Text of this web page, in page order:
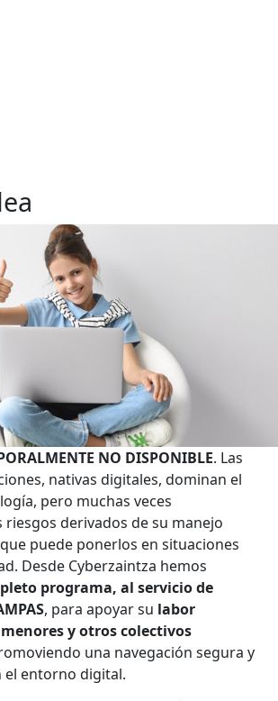
NO DISPONIBLE. Las
nativas digitales, dominan el
pero muchas veces
riesgos derivados de su manejo
puede ponerlos en situaciones
Desde Cyberzaintza hemos
programa, al servicio de
, para apoyar su labor
y otros colectivos
una navegación segura y
el entorno digital.